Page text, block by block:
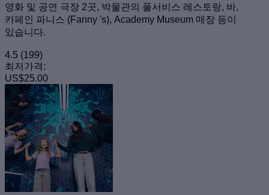
영화 및 공연 극장 2곳, 박물관의 풀서비스 레스토랑, 바,
카페인 파니스 (Fanny 's), Academy Museum 매장 등이
있습니다.
4.5 (199)
최저가격:
US$25.00